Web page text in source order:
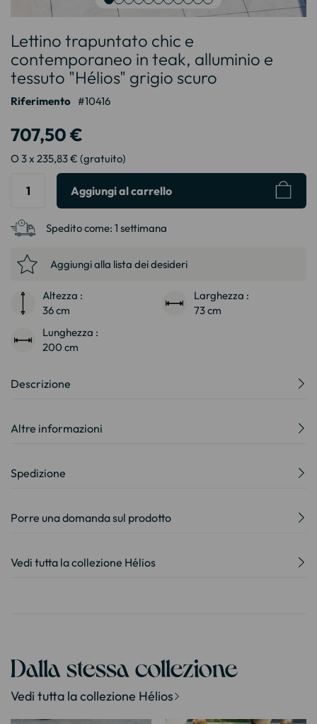
all'inizio
della
galleria
di
immagini
Lettino trapuntato chic e
contemporaneo in teak, alluminio e
tessuto "Hélios" grigio scuro
Riferimento 10416
707,50 €
O 3 x 235,83 € (gratuito)
Aggiungi al carrello
Spedito come: 1 settimana
Aggiungi alla lista dei desideri
Altezza :
36 cm
Larghezza :
73 cm
Lunghezza :
200 cm
Descrizione
Altre informazioni
Spedizione
Porre una domanda sul prodotto
Vedi tutta la collezione Hélios
Dalla stessa collezione
Vedi tutta la collezione Hélios